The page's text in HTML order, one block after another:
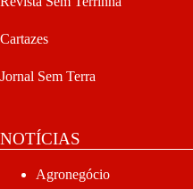
Cartazes
Jornal Sem Terra
NOTÍCIAS
Agronegócio